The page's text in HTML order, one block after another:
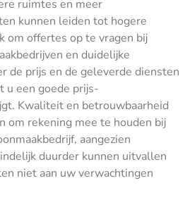
ruimtes en meer
kunnen leiden tot hogere
om offertes op te vragen bij
en duidelijke
de prijs en de geleverde diensten
u een goede prijs-
Kwaliteit en betrouwbaarheid
om rekening mee te houden bij
aangezien
duurder kunnen uitvallen
niet aan uw verwachtingen